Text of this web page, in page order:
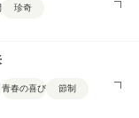
珍奇
青春の喜び 節制